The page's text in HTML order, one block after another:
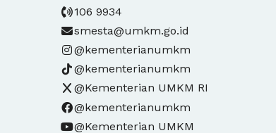
106 9934
smesta@umkm.go.id
@kementerianumkm
@kementerianumkm
@Kementerian UMKM RI
@kementerianumkm
@Kementerian UMKM